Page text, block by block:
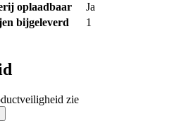
oplaadbaar
Ja
bijgeleverd
1
zie